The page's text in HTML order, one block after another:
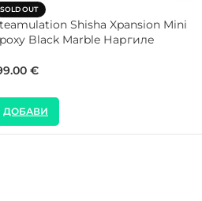
SOLD OUT
Shisha Xpansion Mini
Black Marble Наргиле
€
ДОБАВИ